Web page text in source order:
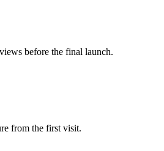
before the final launch.
from the first visit.